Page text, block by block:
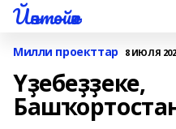
Йәнтөйәк
Милли проекттар 8 ИЮЛЯ
Үҙебеҙҙеке,